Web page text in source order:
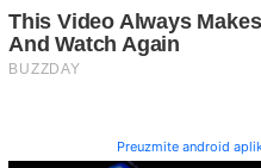
Preuzmite android